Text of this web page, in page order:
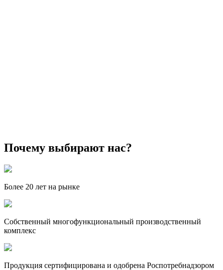
Почему выбирают нас?
Более 20 лет на рынке
Собственный многофункциональный производственный
комплекс
Продукция сертифицирована и одобрена Роспотребнадзором